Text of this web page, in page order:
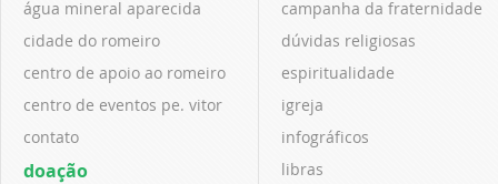
água mineral aparecida
cidade do romeiro
centro de apoio ao romeiro
centro de eventos pe. vitor
contato
doação
campanha da fraternidade
dúvidas religiosas
espiritualidade
igreja
infográficos
libras